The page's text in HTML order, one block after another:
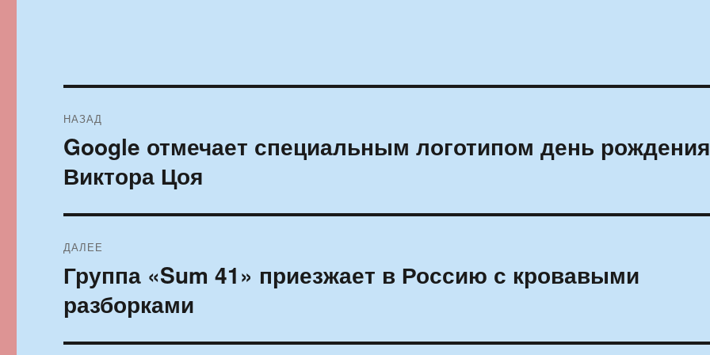
по
записям
НАЗАД
Предыдущая
Google отмечает специальным логотипом день рождения
Виктора Цоя
ДАЛЕЕ
Следующая
запись:
Группа «Sum 41» приезжает в Россию с кровавыми
разборками